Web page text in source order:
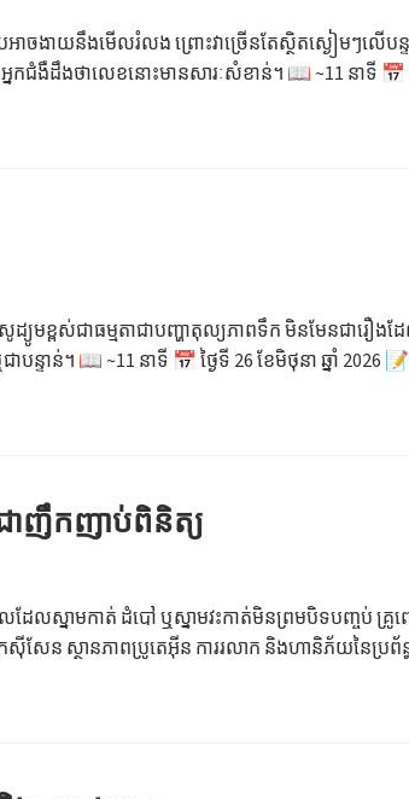
ាចងាយនឹងមើលរំលង ព្រោះវាច្រើនតែស្ថិតស្ងៀមៗលើបន្
ជំងឺដឹងថាលេខនោះមានសារៈសំខាន់។ 📖 ~11 នាទី 📅 ថ្
មខ្ពស់ជាធម្មតាជាបញ្ហាតុល្យភាពទឹក មិនមែនជារឿង
ន់។ 📖 ~11 នាទី 📅 ថ្ងៃទី 26 ខែមិថុនា ឆ្នាំ 2026 📝
ជាញឹកញាប់ពិនិត្យ
ដែលស្នាមកាត់ ដំបៅ ឬស្នាមវះកាត់មិនព្រមបិទបញ្ចប់ គ្
ស្ថានភាពប្រូតេអ៊ីន ការរលាក និងហានិភ័យនៃប្រព័ន្ធភ